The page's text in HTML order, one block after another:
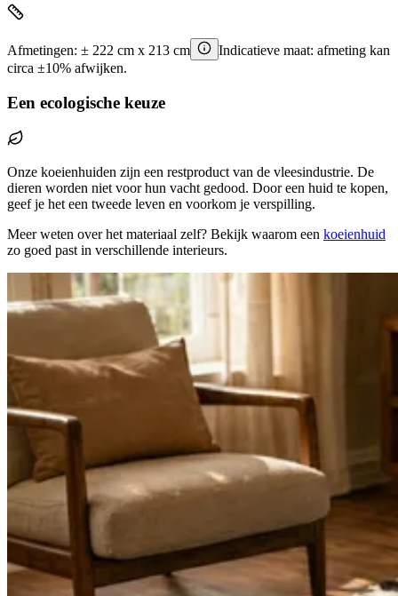
Afmetingen: ± 222 cm x 213 cm
Indicatieve maat: afmeting kan
circa ±10% afwijken.
Een ecologische keuze
Onze koeienhuiden zijn een restproduct van de vleesindustrie. De
dieren worden niet voor hun vacht gedood. Door een huid te kopen,
geef je het een tweede leven en voorkom je verspilling.
Meer weten over het materiaal zelf? Bekijk waarom een koeienhuid
zo goed past in verschillende interieurs.